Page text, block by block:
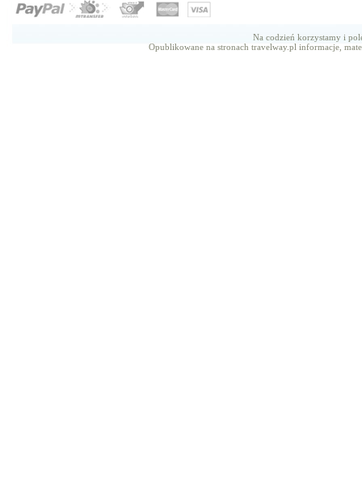
Na codzień korzystamy i
Opublikowane na stronach travelway.pl informacje,